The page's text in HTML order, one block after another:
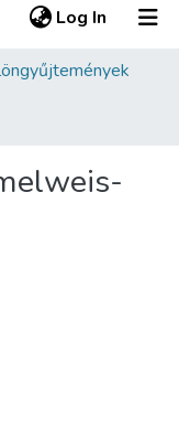
Log In (current)